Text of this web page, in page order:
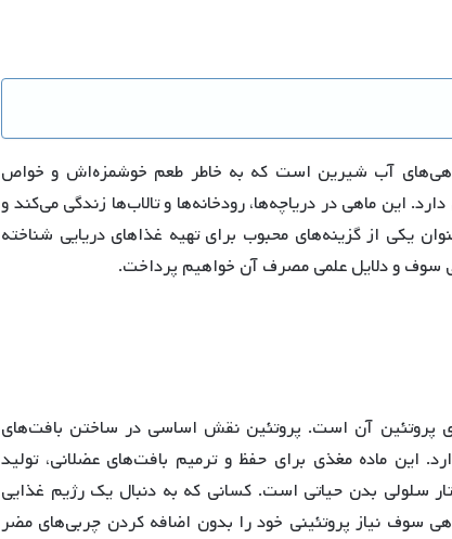
آب شیرین است که به خاطر طعم خوشمزه‌اش و خواص
این ماهی در دریاچه‌ها، رودخانه‌ها و تالاب‌ها زندگی می‌کند و
یکی از گزینه‌های محبوب برای تهیه غذاهای دریایی شناخته
سوف و دلایل علمی مصرف آن خواهیم پرداخت.
پروتئین آن است. پروتئین نقش اساسی در ساختن بافت‌های
این ماده مغذی برای حفظ و ترمیم بافت‌های عضلانی، تولید
سلولی بدن حیاتی است. کسانی که به دنبال یک رژیم غذایی
سوف نیاز پروتئینی خود را بدون اضافه کردن چربی‌های مضر